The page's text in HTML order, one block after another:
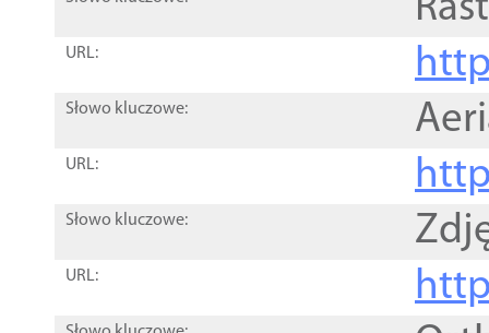
URL:
Słowo kluczowe:
URL:
Słowo kluczowe:
URL: